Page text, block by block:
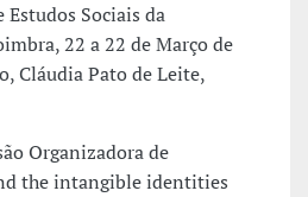
Estudos Sociais da
22 a 22 de Março de
Cláudia Pato de Leite,
Organizadora de
the intangible identities